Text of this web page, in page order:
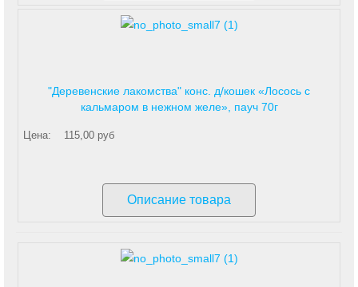
"Деревенские лакомства" конс. д/кошек «Лосось с
кальмаром в нежном желе», пауч 70г
Цена: 115,00 руб
Описание товара